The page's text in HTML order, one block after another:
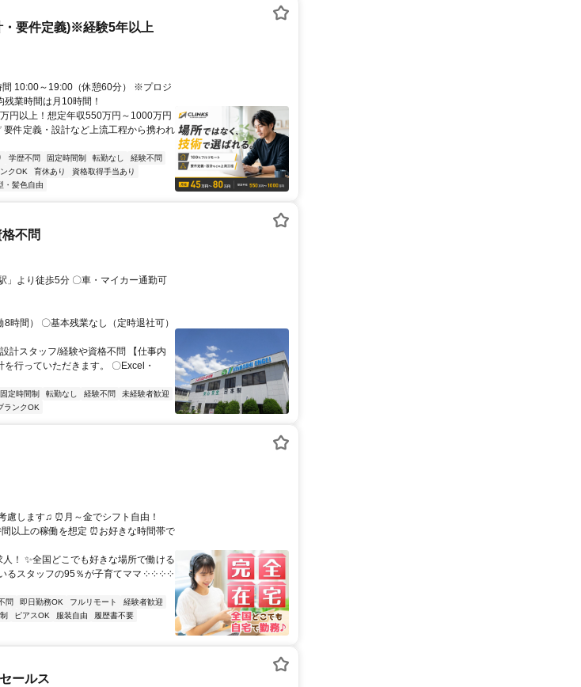
・要件定義)※経験5年以上
10:00～19:00（休憩60分） ※プロジ
業時間は月10時間！
円以上！想定年収550万円～1000万円
件定義・設計など上流工程から携われ
学歴不問 固定時間制 転勤なし
経験不問
クOK 育休あり
資格取得手当あり
・髪色自由
不問
車・マイカー通勤可
時間） 〇基本残業なし（定時退社可）
計スタッフ/経験や資格不問 【仕事内
行っていただきます。 〇Excel・
固定時間制 転勤なし 経験不問
未経験者歓迎
ランクOK
慮します♫ ⏰月～金でシフト自由！
以上の稼働を想定 ⏰お好きな時間帯で
！ ✨全国どこでも好きな場所で働ける
るスタッフの95％が子育てママ ༶ ༶ ༶ ༶
問 即日勤務OK フルリモート
経験者歓迎
ピアスOK 服装自由
履歴書不要
ールス